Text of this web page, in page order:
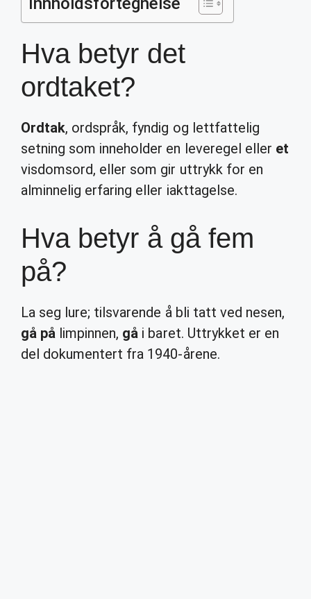
Hva betyr det
ordtaket?
Ordtak, ordspråk, fyndig og lettfattelig
setning som inneholder en leveregel eller et
visdomsord, eller som gir uttrykk for en
alminnelig erfaring eller iakttagelse.
Hva betyr å gå fem
på?
La seg lure; tilsvarende å bli tatt ved nesen,
gå på limpinnen, gå i baret. Uttrykket er en
del dokumentert fra 1940-årene.